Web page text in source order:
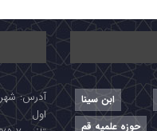
ابن سینا
حوزه علمیه قم
اول